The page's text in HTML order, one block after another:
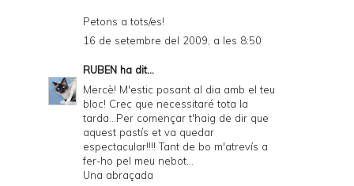
Petons a tots/es!
16 de setembre del 2009, a les 8:50
RUBEN ha dit...
Mercè! M'estic posant al dia amb el teu
bloc! Crec que necessitaré tota la
tarda...Per començar t'haig de dir que
aquest pastís et va quedar
espectacular!!!! Tant de bo m'atrevís a
fer-ho pel meu nebot...
Una abraçada